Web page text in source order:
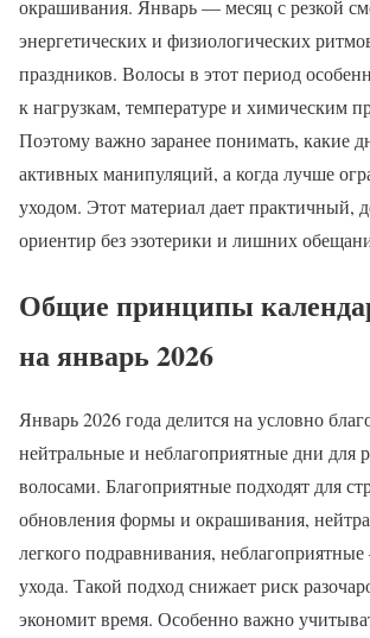
окрашивания. Январь — месяц с резкой
энергетических и физиологических
праздников. Волосы в этот период
к нагрузкам, температуре и химическим
Поэтому важно заранее понимать, какие
активных манипуляций, а когда лучше
уходом. Этот материал дает практичный,
ориентир без эзотерики и лишних
Общие принципы
на январь 2026
Январь 2026 года делится на условно
нейтральные и неблагоприятные дни для
волосами. Благоприятные подходят для
обновления формы и окрашивания,
легкого подравнивания,
ухода. Такой подход снижает риск
экономит время. Особенно важно